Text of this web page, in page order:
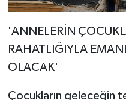
'ANNELERİN
RAHATLIĞIYLA
OLACAK'
Çocukların geleceğin